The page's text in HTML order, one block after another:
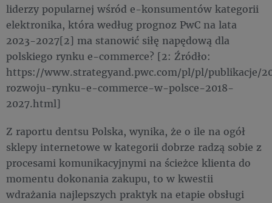
liderzy popularnej wśród e-konsumentów kategorii
elektronika, która według prognoz PwC na lata
2023-2027[2] ma stanowić siłę napędową dla
polskiego rynku e-commerce? [2: Źródło:
https://www.strategyand.pwc.com/pl/pl/publikacje/
rozwoju-rynku-e-commerce-w-polsce-2018-
2027.html]
Z raportu dentsu Polska, wynika, że o ile na ogół
sklepy internetowe w kategorii dobrze radzą sobie z
procesami komunikacyjnymi na ścieżce klienta do
momentu dokonania zakupu, to w kwestii
wdrażania najlepszych praktyk na etapie obsługi